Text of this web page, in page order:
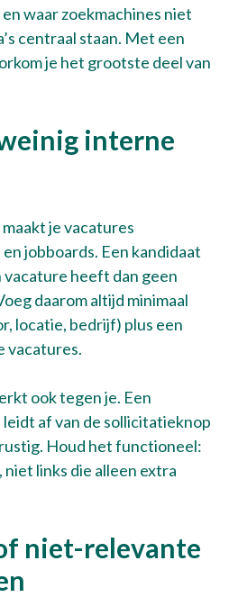
waar zoekmachines niet
centraal staan. Met een
je het grootste deel van
interne
je vacatures
jobboards. Een kandidaat
vacature heeft dan geen
daarom altijd minimaal
locatie, bedrijf) plus een
vacatures.
ook tegen je. Een
af van de sollicitatieknop
Houd het functioneel:
niet links die alleen extra
niet-relevante